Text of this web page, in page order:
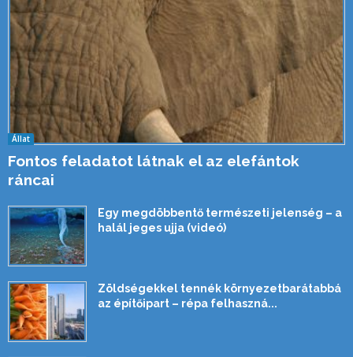
Állat
Fontos feladatot látnak el az elefántok
ráncai
Egy megdöbbentő természeti jelenség – a
halál jeges ujja (videó)
Zöldségekkel tennék környezetbarátabbá
az építőipart – répa felhaszná...